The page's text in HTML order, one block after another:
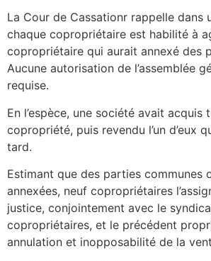
La Cour de Cassationr rappelle dans
chaque copropriétaire est habilité à
copropriétaire qui aurait annexé des
Aucune autorisation de l’assemblée
requise.
En l’espèce, une société avait acquis
copropriété, puis revendu l’un d’eux
tard.
Estimant que des parties communes
annexées, neuf copropriétaires
justice, conjointement avec le
copropriétaires, et le précédent
annulation et inopposabilité de la